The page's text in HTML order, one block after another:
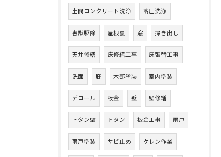
土間コンクリート洗浄 高圧洗浄
害獣駆除 屋根裏 窓 掃き出し
天井修繕 床修繕工事 床張替工事
洗面 庇 木部塗装 室内塗装
デコール 板金 壁 壁修繕
トタン壁 トタン 板金工事 雨戸
雨戸塗装 サビ止め ケレン作業